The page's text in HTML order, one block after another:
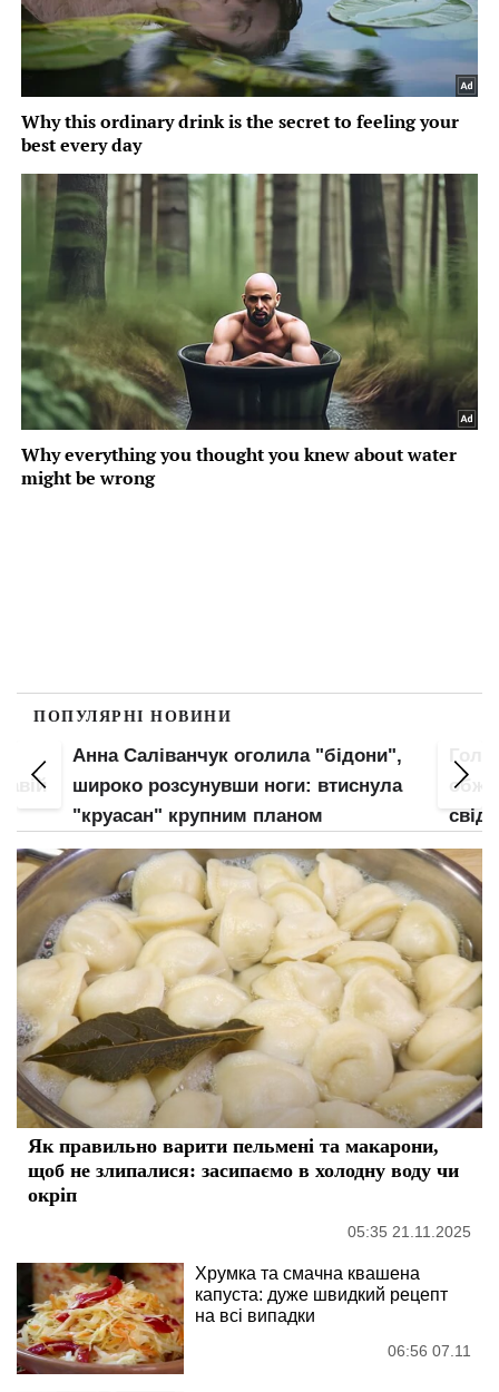
ПОПУЛЯРНІ НОВИНИ
Анна Саліванчук оголила "бідони",
широко розсунувши ноги: втиснула
"круасан" крупним планом
Як правильно варити пельмені та макарони,
щоб не злипалися: засипаємо в холодну воду чи
окріп
05:35 21.11.2025
Хрумка та смачна квашена
капуста: дуже швидкий рецепт
на всі випадки
06:56 07.11